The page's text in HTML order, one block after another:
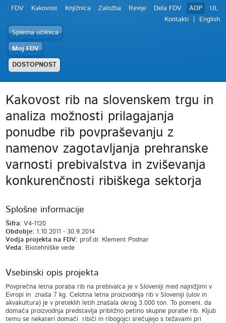
FDV Kakovost Knjižnica Založba Revije Dela FDV ADP
UL
Kontakti
English
Spletna učilnica
Moj FDV
DOSTOPNOST
Kakovost rib na slovenskem trgu in
analiza možnosti prilagajanja
ponudbe rib povpraševanju z
namenov zagotavljanja prehranske
varnosti prebivalstva in zviševanja
konkurenčnosti ribiškega sektorja
Splošne informacije
Šifra: V4-1120
Obdobje: 1.10.2011 - 30.9.2014
Vodja projekta na FDV: prof.dr. Klement Podnar
Veda: Biotehniške vede
Vsebinski opis projekta
Povprečna letna poraba rib na prebivalca je v Sloveniji med najnižjimi v
Evropi in znaša 7 kg. Celotna letna proizvodnja rib v Sloveniji (ulov in
akvakultura) je v preteklih letih znašala okrog 3.000 ton. To pomeni, da
domača proizvodnja predstavlja približno petino skupne porabe rib. Kljub
temu se nekateri domači ribiči in ribogojci srečujejo s težavami pri